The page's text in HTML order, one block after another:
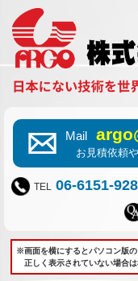
Mail
お見積依頼
TEL 06-6151-
※画面を横にするとパソコン版の
正しく表示されていない場合は